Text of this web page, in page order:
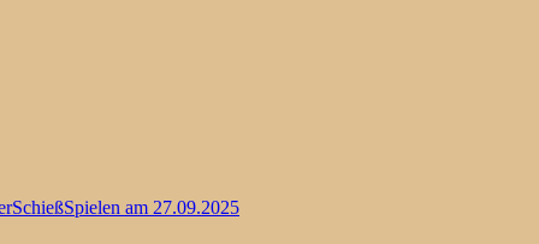
am 27.09.2025